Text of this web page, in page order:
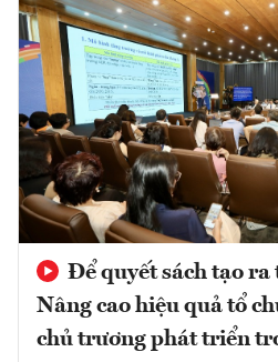
Để quyết sách tạo
Nâng cao hiệu quả tổ
chủ trương phát triển